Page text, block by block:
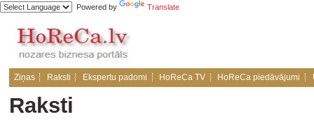
Powered by Translate
Ziņas Raksti Ekspertu padomi HoReCa TV HoReCa piedāvājumi
Raksti